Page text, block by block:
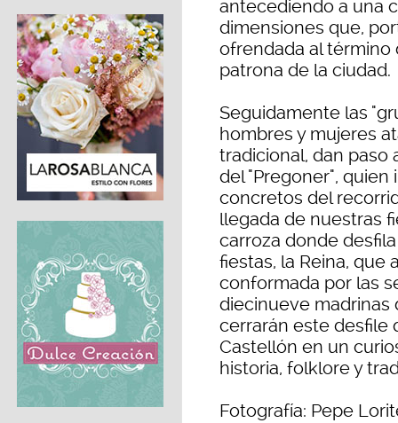
antecediendo a una
dimensiones que,
ofrendada al término
patrona de la ciudad.
Seguidamente las
hombres y mujeres
tradicional, dan paso
del "Pregoner",
concretos del
llegada de nuestras
carroza donde
fiestas, la Reina, que
conformada por las
diecinueve madrinas
cerrarán este desfile
Castellón en un
historia, folklore y
Fotografía: Pepe